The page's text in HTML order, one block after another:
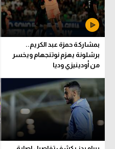
بمشاركة حمزة عبد الكريم..
برشلونة يهزم نوتنجهام ويخسر
من أودينيزي وديا